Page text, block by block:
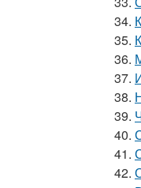
34.
35.
36.
37.
38.
39.
40.
41.
42.